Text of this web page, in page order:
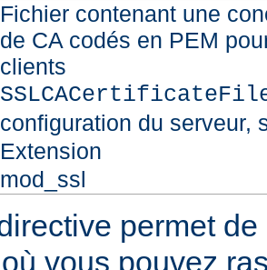
Fichier contenant une
de CA codés en PEM
clients
configuration du serveur,
Extension
mod_ssl
permet
où vous pouvez